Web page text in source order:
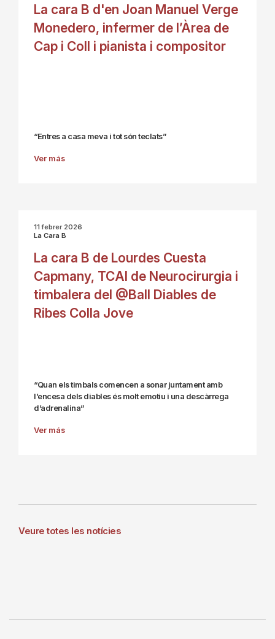
La cara B d'en Joan Manuel Verge
Monedero, infermer de l’Àrea de
Cap i Coll i pianista i compositor
“Entres a casa meva i tot són teclats”
Ver más
11 febrer 2026
La Cara B
La cara B de Lourdes Cuesta
Capmany, TCAI de Neurocirurgia i
timbalera del @Ball Diables de
Ribes Colla Jove
“Quan els timbals comencen a sonar juntament amb
l’encesa dels diables és molt emotiu i una descàrrega
d’adrenalina”
Ver más
Veure totes les notícies